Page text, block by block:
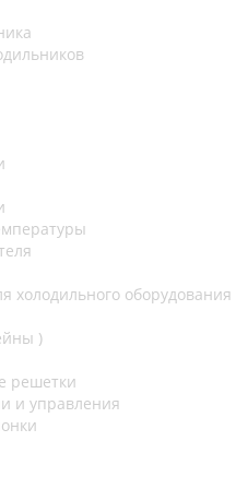
холодильного оборудования
)
решетки
и управления